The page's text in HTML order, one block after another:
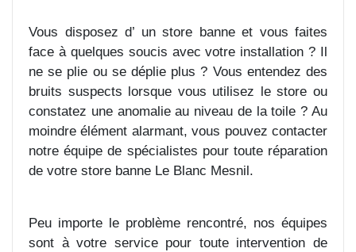
Vous disposez d’ un store banne et vous faites
face à quelques soucis avec votre installation ? Il
ne se plie ou se déplie plus ? Vous entendez des
bruits suspects lorsque vous utilisez le store ou
constatez une anomalie au niveau de la toile ? Au
moindre élément alarmant, vous pouvez contacter
notre équipe de spécialistes pour toute réparation
de votre store banne Le Blanc Mesnil.
Peu importe le problème rencontré, nos équipes
sont à votre service pour toute intervention de